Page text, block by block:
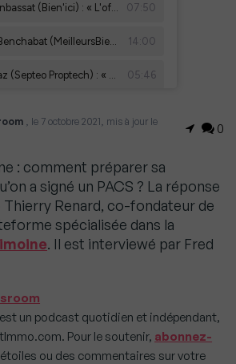
, le 7 octobre 2021, mis à jour le
0
: comment préparer sa
a signé un PACS ? La réponse
Thierry Renard, co-fondateur de
spécialisée dans la
. Il est interviewé par Fred
un podcast quotidien et indépendant,
Pour le soutenir, abonnez-
ou des commentaires sur votre